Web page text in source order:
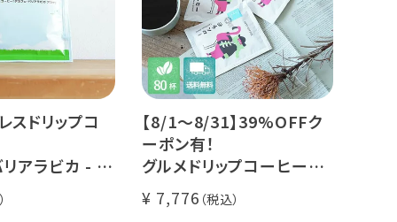
スドリップコ
アラビカ - ア
【8/1～8/31】39%OFFク
ーポン有！
グルメドリップコーヒー
ヨウソロー
80杯セット
7,776